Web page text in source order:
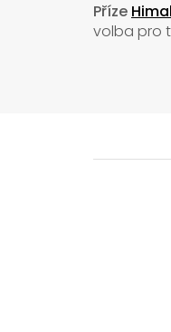
Příze
volba pro